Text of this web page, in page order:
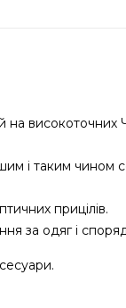
високоточних
і таким
прицілів.
за одяг і